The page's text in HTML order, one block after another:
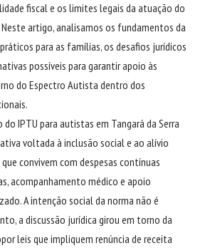
fiscal e os limites legais da atuação do
artigo, analisamos os fundamentos da
para as famílias, os desafios jurídicos
possíveis para garantir apoio às
do Espectro Autista dentro dos
IPTU para autistas em Tangará da Serra
voltada à inclusão social e ao alívio
convivem com despesas contínuas
acompanhamento médico e apoio
A intenção social da norma não é
a discussão jurídica girou em torno da
leis que impliquem renúncia de receita